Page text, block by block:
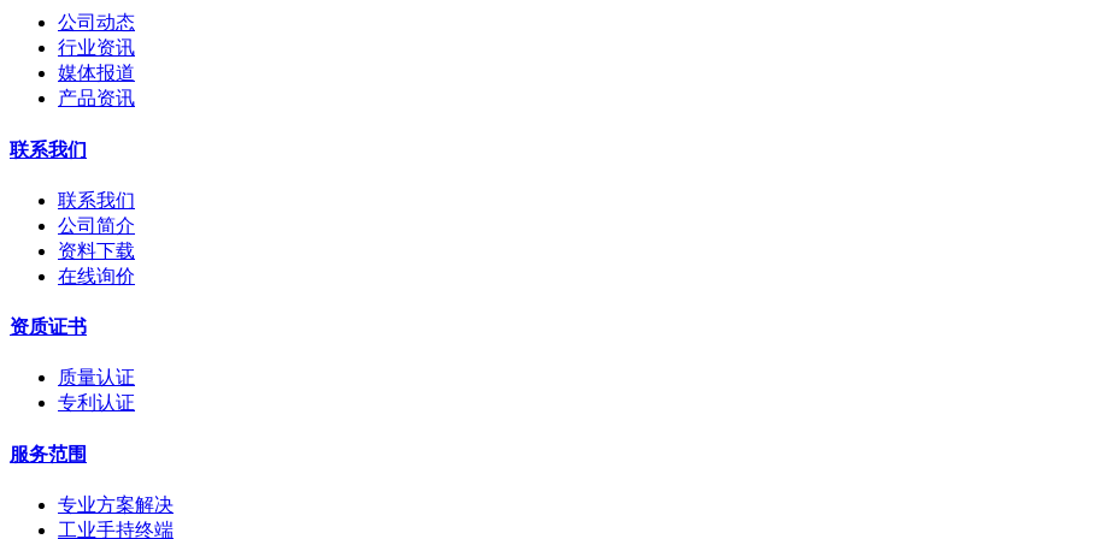
公司动态
行业资讯
媒体报道
产品资讯
联系我们
联系我们
公司简介
资料下载
在线询价
资质证书
质量认证
专利认证
服务范围
专业方案解决
工业手持终端